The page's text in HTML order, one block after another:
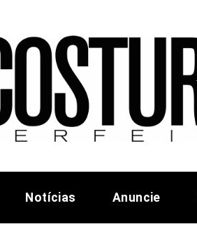
Notícias Anuncie